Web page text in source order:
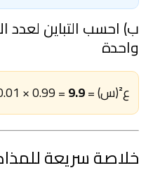
ب) احسب التباين لعدد
واحدة
ع²(س) = np(1-p) = 1000 × 0.01 × 0.99 = 9.9
خلاصة سريعة